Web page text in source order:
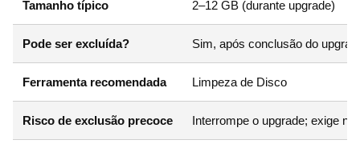
Tamanho típico 2–12 GB (durante upgrade)
Pode ser excluída? Sim, após conclusão do
Ferramenta recomendada Limpeza de Disco
Risco de exclusão precoce Interrompe o upgrade; exige